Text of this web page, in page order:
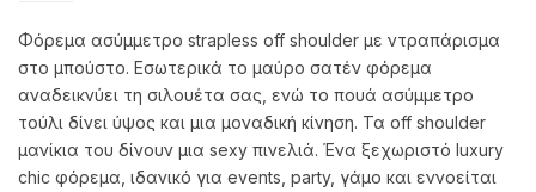
Φόρεμα ασύμμετρο strapless off shoulder με ντραπάρισμα
στο μπούστο. Εσωτερικά το μαύρο σατέν φόρεμα
αναδεικνύει τη σιλουέτα σας, ενώ το πουά ασύμμετρο
τούλι δίνει ύψος και μια μοναδική κίνηση. Τα off shoulder
μανίκια του δίνουν μια sexy πινελιά. Ένα ξεχωριστό luxury
chic φόρεμα, ιδανικό για events, party, γάμο και εννοείται